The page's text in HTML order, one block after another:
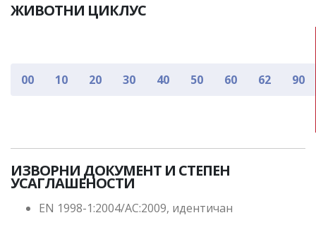
ЖИВОТНИ ЦИКЛУС
00 10 20 30 40 50 60 62 90
ИЗВОРНИ ДОКУМЕНТ И СТЕПЕН
УСАГЛАШЕНОСТИ
EN 1998-1:2004/AC:2009, идентичан